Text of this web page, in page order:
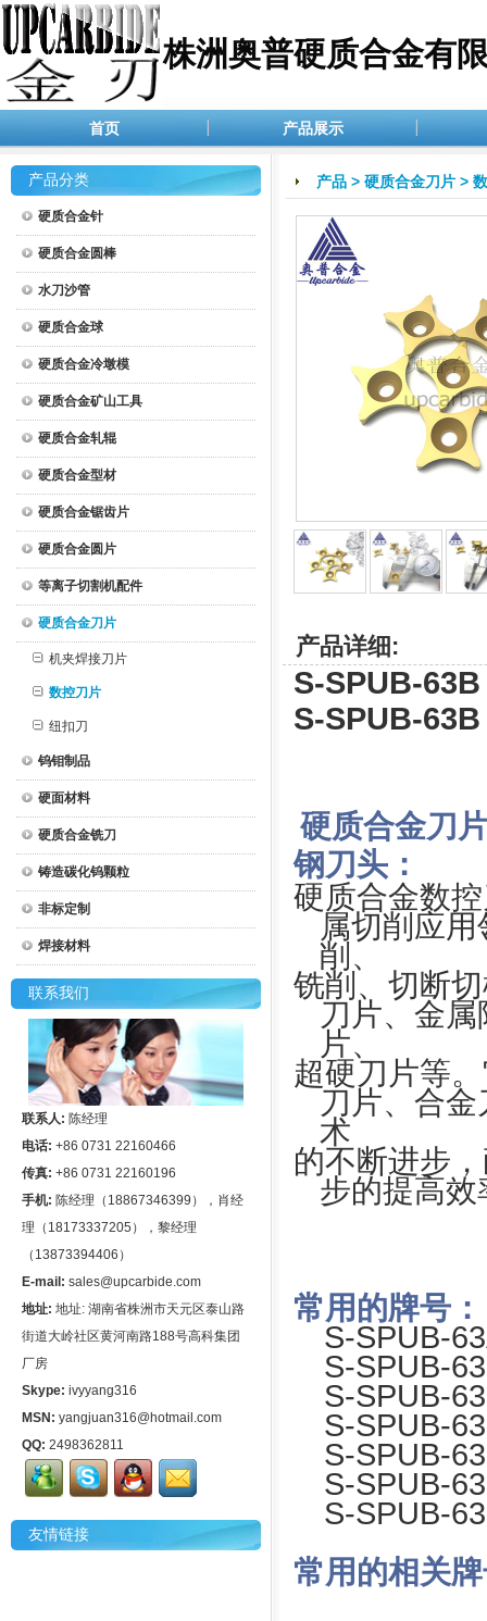
株洲奥普硬质合金有
首页 产品展示
产品分类
硬质合金针
硬质合金圆棒
水刀沙管
硬质合金球
硬质合金冷墩模
硬质合金矿山工具
硬质合金轧辊
硬质合金型材
硬质合金锯齿片
硬质合金圆片
等离子切割机配件
硬质合金刀片
机夹焊接刀片
数控刀片
纽扣刀
钨钼制品
硬面材料
硬质合金铣刀
铸造碳化钨颗粒
非标定制
焊接材料
联系我们
联系人: 陈经理
电话: +86 0731 22160466
传真: +86 0731 22160196
手机: 陈经理（18867346399），肖经
理（18173337205），黎经理
（13873394406）
E-mail: sales@upcarbide.com
地址: 地址: 湖南省株洲市天元区泰山路
街道大岭社区黄河南路188号高科集团
厂房
Skype: ivyyang316
MSN: yangjuan316@hotmail.com
QQ: 2498362811
友情链接
产品 > 硬质合金刀片 >
产品详细:
S-SPUB-
S-SPUB-
硬质合金刀
钢刀头：
硬质合金数
属切削应
削、
铣削、切断
刀片、金
片、
超硬刀片等
刀片、合
术
的不断进步
步的提高
常用的牌号：
S-SPUB-
S-SPUB-
S-SPUB-
S-SPUB-
S-SPUB-
S-SPUB-
S-SPUB-
常用的相关